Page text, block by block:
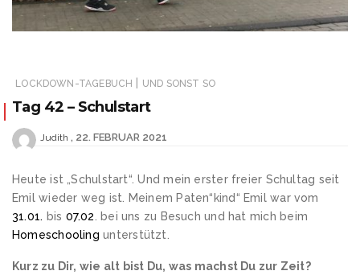
LOCKDOWN-TAGEBUCH UND SONST SO
Tag 42 – Schulstart
Judith 22. FEBRUAR 2021
Heute ist „Schulstart“. Und mein erster freier Schultag seit
Emil wieder weg ist. Meinem Paten“kind“ Emil war vom
31.01. bis 07.02. bei uns zu Besuch und hat mich beim
Homeschooling unterstützt.
Kurz zu Dir, wie alt bist Du, was machst Du zur Zeit?